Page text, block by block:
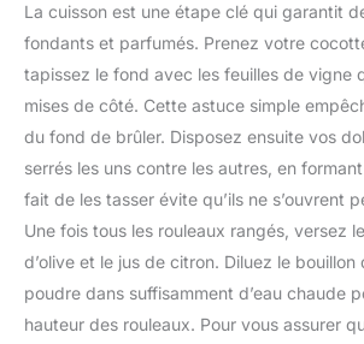
La cuisson est une étape clé qui garantit
fondants et parfumés. Prenez votre
tapissez le fond avec les feuilles de vigne
mises de côté. Cette astuce simple
du fond de brûler. Disposez ensuite vos
serrés les uns contre les autres, en
fait de les tasser évite qu’ils ne s’ouvrent
Une fois tous les rouleaux rangés, versez
d’olive et le jus de citron. Diluez le bouillon
poudre dans suffisamment d’eau chaude
hauteur des rouleaux. Pour vous assurer